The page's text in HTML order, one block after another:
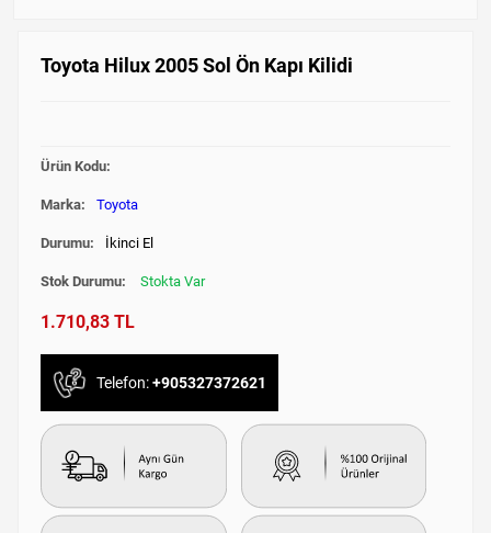
Toyota Hilux 2005 Sol Ön Kapı Kilidi
Ürün Kodu:
Marka: Toyota
Durumu: İkinci El
Stok Durumu: Stokta Var
1.710,83 TL
Telefon:+905327372621